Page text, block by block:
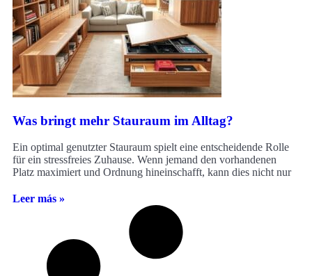
Was bringt mehr Stauraum im Alltag?
Ein optimal genutzter Stauraum spielt eine entscheidende Rolle
für ein stressfreies Zuhause. Wenn jemand den vorhandenen
Platz maximiert und Ordnung hineinschafft, kann dies nicht nur
Leer más »